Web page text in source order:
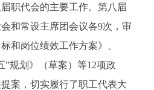
职代会的主要工作。第八届
和常设主席团会议各9次，审
和岗位绩效工作方案》、
”规划》（草案）等12项政
案，切实履行了职工代表大